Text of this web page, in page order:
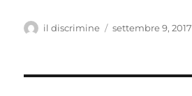
Autore
il discrimine
Pubblicato
settembre 9, 2017